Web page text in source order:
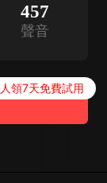
457
聲音
領7天免費試用